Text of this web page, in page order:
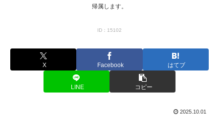
帰属します。
ID：15102
X Facebook はてブ
LINE コピー
2025.10.01